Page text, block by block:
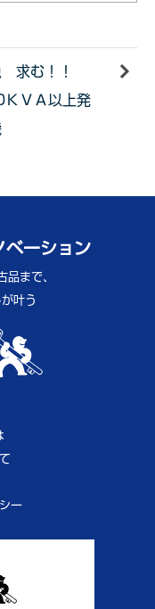
求む！！
ＶＡ以上発
ベーション
品まで、
叶う
ー